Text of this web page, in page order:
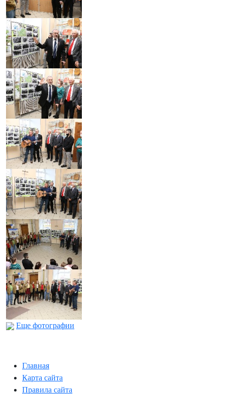
Еще фотографии
Главная
Карта сайта
Правила сайта